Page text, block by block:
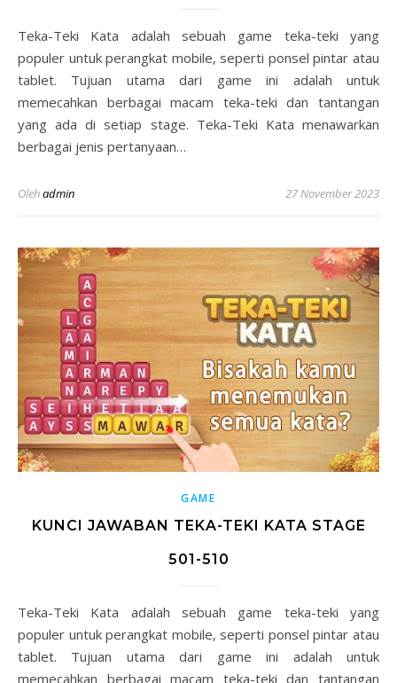
Teka-Teki Kata adalah sebuah game teka-teki yang
populer untuk perangkat mobile, seperti ponsel pintar atau
tablet. Tujuan utama dari game ini adalah untuk
memecahkan berbagai macam teka-teki dan tantangan
yang ada di setiap stage. Teka-Teki Kata menawarkan
berbagai jenis pertanyaan…
Olehadmin 27 November 2023
GAME
KUNCI JAWABAN TEKA-TEKI KATA STAGE
501-510
Teka-Teki Kata adalah sebuah game teka-teki yang
populer untuk perangkat mobile, seperti ponsel pintar atau
tablet. Tujuan utama dari game ini adalah untuk
memecahkan berbagai macam teka-teki dan tantangan